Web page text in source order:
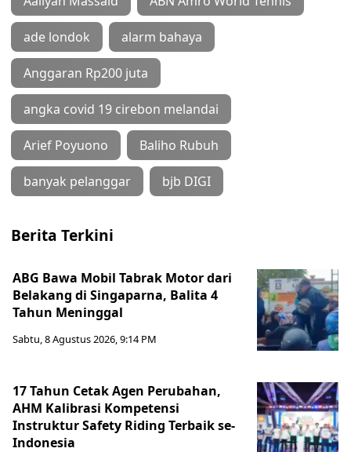
ade londok alarm bahaya
Anggaran Rp200 juta
angka covid 19 cirebon melandai
Arief Poyuono Baliho Rubuh
banyak pelanggar bjb DIGI
Berita Terkini
ABG Bawa Mobil Tabrak Motor dari
Belakang di Singaparna, Balita 4
Tahun Meninggal
Sabtu, 8 Agustus 2026, 9:14 PM
17 Tahun Cetak Agen Perubahan,
AHM Kalibrasi Kompetensi
Instruktur Safety Riding Terbaik se-
Indonesia